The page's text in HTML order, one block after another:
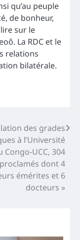
qu’au peuple
de bonheur,
sur le
La RDC et le
relations
bilatérale.
des grades
à l’Université
Congo-UCC, 304
dont 4
émérites et 6
docteurs »